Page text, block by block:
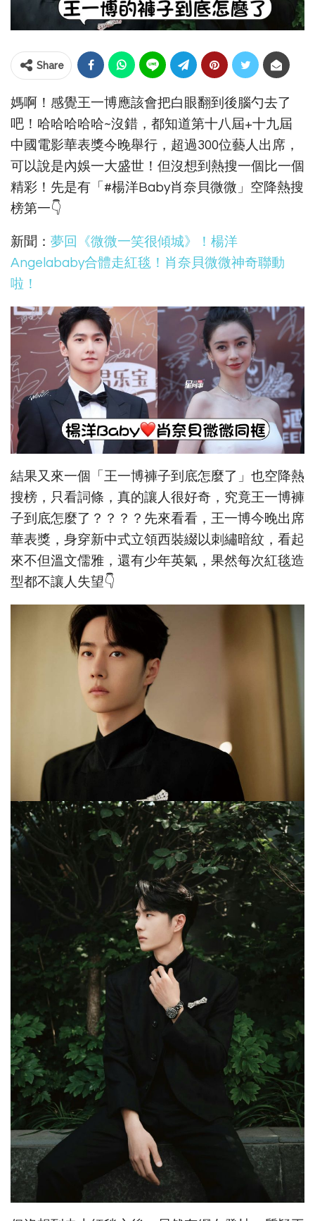
Share
媽啊！感覺王一博應該會把白眼翻到後腦勺去了
吧！哈哈哈哈哈~沒錯，都知道第十八屆+十九屆
中國電影華表獎今晚舉行，超過300位藝人出席，
可以說是內娛一大盛世！但沒想到熱搜一個比一個
精彩！先是有「#楊洋Baby肖奈貝微微」空降熱搜
榜第一👇
新聞： 夢回《微微一笑很傾城》！楊洋
Angelababy合體走紅毯！肖奈貝微微神奇聯動
啦！
結果又來一個「王一博褲子到底怎麼了」也空降熱
搜榜，只看詞條，真的讓人很好奇，究竟王一博褲
子到底怎麼了？？？？先來看看，王一博今晚出席
華表獎，身穿新中式立領西裝綴以刺繡暗紋，看起
來不但溫文儒雅，還有少年英氣，果然每次紅毯造
型都不讓人失望👇